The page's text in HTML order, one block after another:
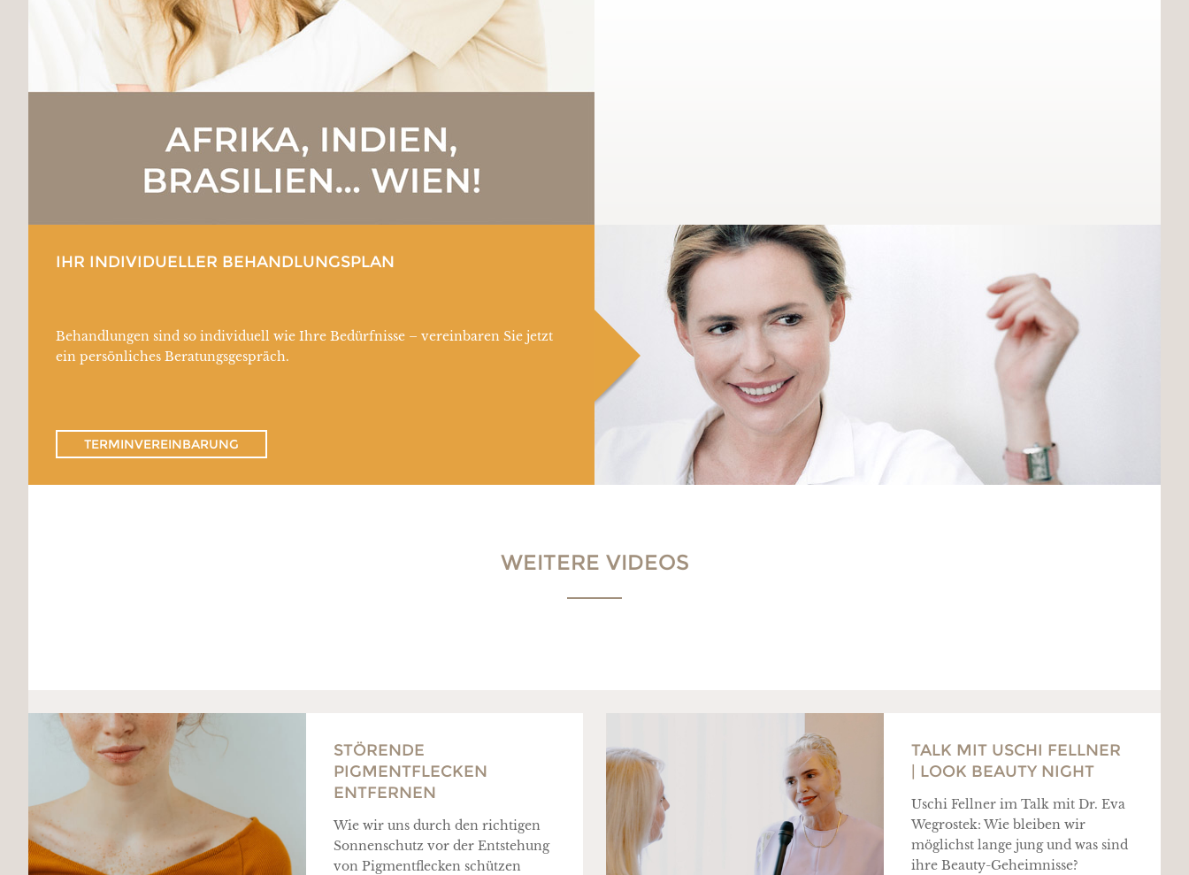
IHR INDIVIDUELLER BEHANDLUNGSPLAN
Behandlungen sind so individuell wie Ihre Bedürfnisse – vereinbaren Sie jetzt
ein persönliches Beratungsgespräch.
TERMINVEREINBARUNG
WEITERE VIDEOS
STÖRENDE
PIGMENTFLECKEN
ENTFERNEN
Wie wir uns durch den richtigen
Sonnenschutz vor der Entstehung
von Pigmentflecken schützen
TALK MIT USCHI FELLNER
| LOOK BEAUTY NIGHT
Uschi Fellner im Talk mit Dr. Eva
Wegrostek: Wie bleiben wir
möglichst lange jung und was sind
ihre Beauty-Geheimnisse?